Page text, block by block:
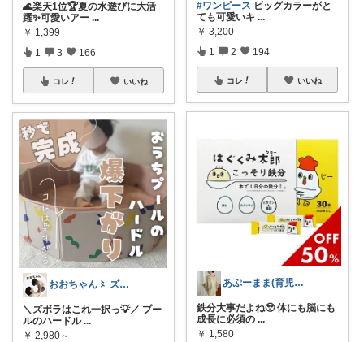
🌊楽天1位🏆夏の水遊びに大活
躍✨可愛いアー ...
￥ 1,399
1 3 166
コレ いいね
おおちゃん〻 ズボラママ必見便利アイテム
＼ズボラはこれ一択っ💡／ プー
ルのハードル ...
￥ 2,980～
#ワンピース ビッグカラーがと
ても可愛いキ ...
￥ 3,200
1 2 194
コレ いいね
あぷーまま(育児グッズ×ママグッズ)
鉄分大事だよね🥹 体にも脳にも
成長に必須の ...
￥ 1,580